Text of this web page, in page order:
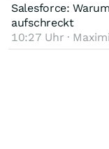
Salesforce:
aufschreckt
10:27 Uhr ·